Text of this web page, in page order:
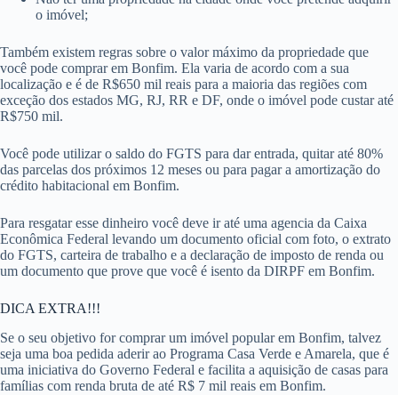
o imóvel;
Também existem regras sobre o valor máximo da propriedade que
você pode comprar em Bonfim. Ela varia de acordo com a sua
localização e é de R$650 mil reais para a maioria das regiões com
exceção dos estados MG, RJ, RR e DF, onde o imóvel pode custar até
R$750 mil.
Você pode utilizar o saldo do FGTS para dar entrada, quitar até 80%
das parcelas dos próximos 12 meses ou para pagar a amortização do
crédito habitacional em Bonfim.
Para resgatar esse dinheiro você deve ir até uma agencia da Caixa
Econômica Federal levando um documento oficial com foto, o extrato
do FGTS, carteira de trabalho e a declaração de imposto de renda ou
um documento que prove que você é isento da DIRPF em Bonfim.
DICA EXTRA!!!
Se o seu objetivo for comprar um imóvel popular em Bonfim, talvez
seja uma boa pedida aderir ao Programa Casa Verde e Amarela, que é
uma iniciativa do Governo Federal e facilita a aquisição de casas para
famílias com renda bruta de até R$ 7 mil reais em Bonfim.